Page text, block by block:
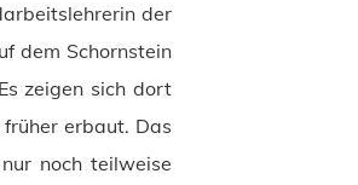
der
dem Schornstein
zeigen sich dort
erbaut. Das
noch teilweise